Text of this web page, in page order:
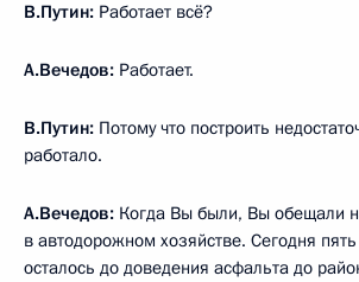
В.Путин: Работает всё?
А.Вечедов: Работает.
В.Путин: Потому что построить
работало.
А.Вечедов: Когда Вы были, Вы обещали
в автодорожном хозяйстве. Сегодня
осталось до доведения асфальта до